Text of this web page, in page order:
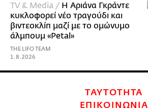
TV & Media / Η Αριάνα Γκράντε
κυκλοφορεί νέο τραγούδι και
βιντεοκλίπ μαζί με το ομώνυμο
άλμπουμ «Petal»
THE LIFO TEAM
1.8.2026
ΤΑΥΤΟΤΗΤΑ
ΕΠΙΚΟΙΝΩΝΙΑ